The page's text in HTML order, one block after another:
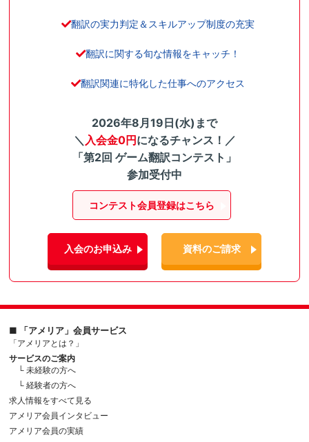
翻訳の実力判定＆スキルアップ制度の充実
翻訳に関する旬な情報をキャッチ！
翻訳関連に特化した仕事へのアクセス
2026年8月19日(水)まで
＼ 入会金0円になるチャンス！／
「第2回 ゲーム翻訳コンテスト」
参加受付中
コンテスト会員登録はこちら
入会のお申込み 資料のご請求
■ 「アメリア」会員サービス
「アメリアとは？」
サービスのご案内
└ 未経験の方へ
└ 経験者の方へ
求人情報をすべて見る
アメリア会員インタビュー
アメリア会員の実績